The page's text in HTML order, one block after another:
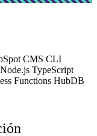
CMS CLI
Node.js TypeScript
Functions HubDB